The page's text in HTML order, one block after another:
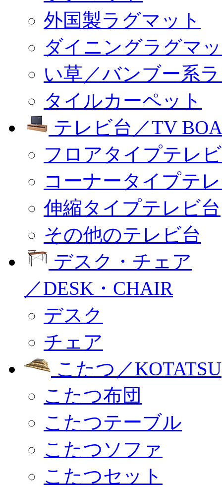
外国製ラグマット
ダイニングラグマ
い草／バンブー系
タイルカーペット
テレビ台／TV
フロアタイプテレ
コーナータイプテ
伸縮タイプテレビ台
その他のテレビ台
デスク・チェア
／DESK・CHAIR
デスク
チェア
こたつ／KOTATSU
こたつ布団
こたつテーブル
こたつソファ
こたつセット